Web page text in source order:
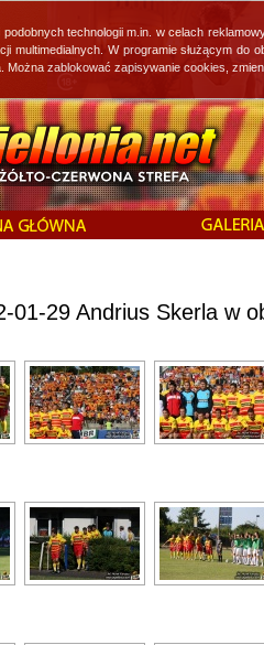
01-29 Andrius Skerla w
technologii m.in. w celach
multimedialnych. W programie służącym
zablokować zapisywanie cookies,